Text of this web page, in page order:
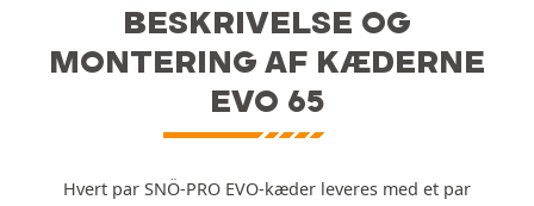
BESKRIVELSE OG
MONTERING AF KÆDERNE
EVO 65
Hvert par SNÖ-PRO EVO-kæder leveres med et par